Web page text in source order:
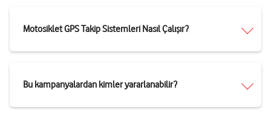
Motosiklet GPS Takip Sistemleri Nasıl Çalışır?
Bu kampanyalardan kimler yararlanabilir?